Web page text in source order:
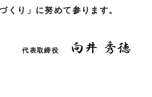
くり」に努めて参ります。
代表取締役